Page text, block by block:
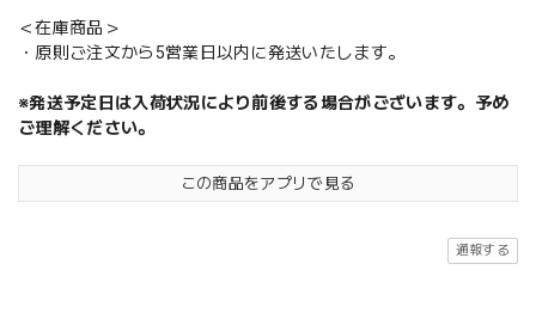
＜在庫商品＞
・原則ご注文から5営業日以内に発送いたします。
※発送予定日は入荷状況により前後する場合がございます。予め
ご理解ください。
この商品をアプリで見る
通報する